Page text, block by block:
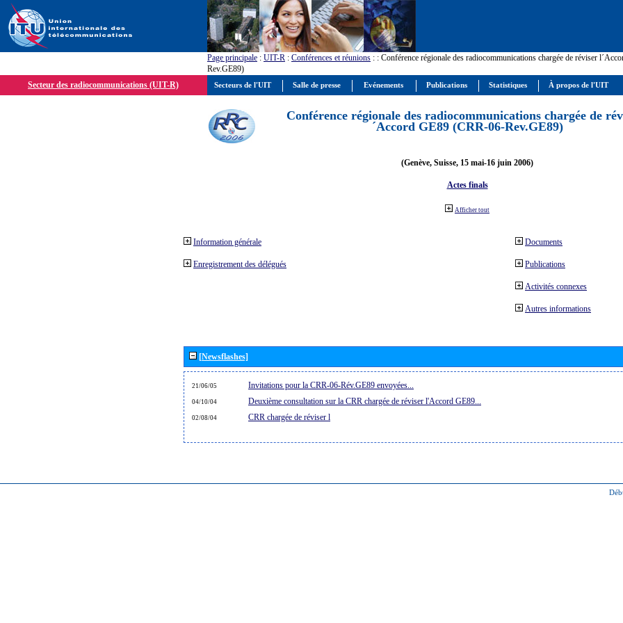
Page principale : UIT-R : Conférences et réunions : : Conférence régionale des radiocommunications chargée de réviser
Rev.GE89)
Secteur des radiocommunications (UIT-R)
Conférence régionale des radiocommunications chargée de
´Accord GE89 (CRR-06-Rev.GE89)
(Genève, Suisse, 15 mai-16 juin 2006)
Actes finals
Afficher tout
Information générale
Enregistrement des délégués
Documents
Publications
Activités connexes
Autres informations
[Newsflashes]
21/06/05 Invitations pour la CRR-06-Rév.GE89 envoyées...
04/10/04 Deuxième consultation sur la CRR chargée de réviser l'Accord GE89...
02/08/04 CRR chargée de réviser l
Secteurs de l'UIT Salle de presse Evénements Publications Statistiques À propos de l'UIT